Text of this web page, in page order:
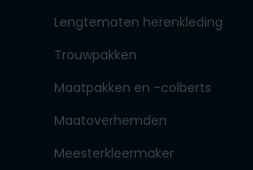
Lengtematen herenkleding
Trouwpakken
Maatpakken en -colberts
Maatoverhemden
Meesterkleermaker